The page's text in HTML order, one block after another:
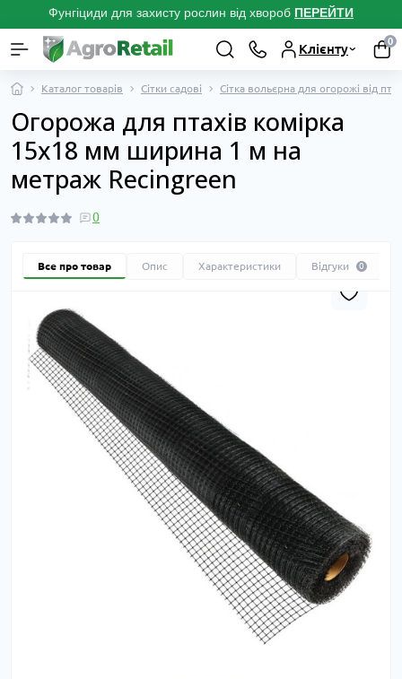
Фунгіциди для захисту рослин від хвороб ПЕРЕЙТИ
Клієнту
0
Каталог товарів Сітки садові Сітка вольєрна для огорожі від
Огорожа для птахів комірка
15х18 мм ширина 1 м на
метраж Recingreen
0
Все про товар Опис Характеристики Відгуки 0